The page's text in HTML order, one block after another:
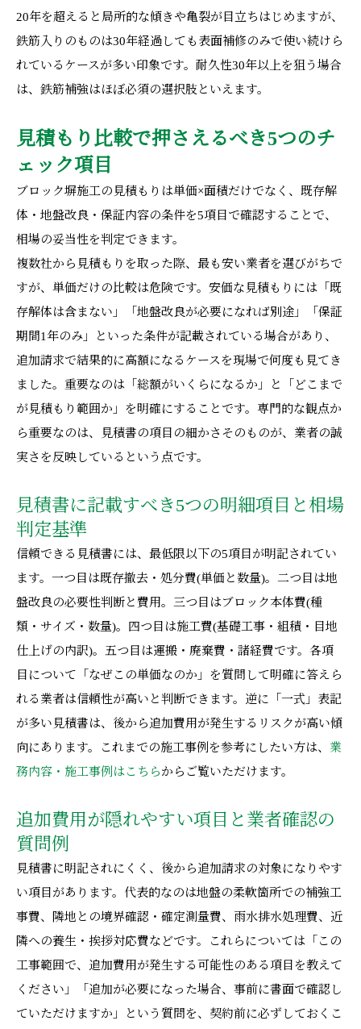
20年を超えると局所的な傾きや亀裂が目立ちはじめますが、
鉄筋入りのものは30年経過しても表面補修のみで使い続けら
れているケースが多い印象です。耐久性30年以上を狙う場合
は、鉄筋補強はほぼ必須の選択肢といえます。
見積もり比較で押さえるべき5つのチ
ェック項目
ブロック塀施工の見積もりは単価×面積だけでなく、既存解
体・地盤改良・保証内容の条件を5項目で確認することで、
相場の妥当性を判定できます。
複数社から見積もりを取った際、最も安い業者を選びがちで
すが、単価だけの比較は危険です。安価な見積もりには「既
存解体は含まない」「地盤改良が必要になれば別途」「保証
期間1年のみ」といった条件が記載されている場合があり、
追加請求で結果的に高額になるケースを現場で何度も見てき
ました。重要なのは「総額がいくらになるか」と「どこまで
が見積もり範囲か」を明確にすることです。専門的な観点か
ら重要なのは、見積書の項目の細かさそのものが、業者の誠
実さを反映しているという点です。
見積書に記載すべき5つの明細項目と相場
判定基準
信頼できる見積書には、最低限以下の5項目が明記されてい
ます。一つ目は既存撤去・処分費(単価と数量)。二つ目は地
盤改良の必要性判断と費用。三つ目はブロック本体費(種
類・サイズ・数量)。四つ目は施工費(基礎工事・組積・目地
仕上げの内訳)。五つ目は運搬・廃棄費・諸経費です。各項
目について「なぜこの単価なのか」を質問して明確に答えら
れる業者は信頼性が高いと判断できます。逆に「一式」表記
が多い見積書は、後から追加費用が発生するリスクが高い傾
向にあります。これまでの施工事例を参考にしたい方は、 業
務内容・施工事例はこちらからご覧いただけます。
追加費用が隠れやすい項目と業者確認の
質問例
見積書に明記されにくく、後から追加請求の対象になりやす
い項目があります。代表的なのは地盤の柔軟箇所での補強工
事費、隣地との境界確認・確定測量費、雨水排水処理費、近
隣への養生・挨拶対応費などです。これらについては「この
工事範囲で、追加費用が発生する可能性のある項目を教えて
ください」「追加が必要になった場合、事前に書面で確認し
ていただけますか」という質問を、契約前に必ずしておくこ